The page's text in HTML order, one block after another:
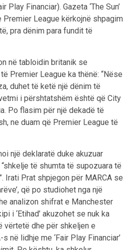
Play Financiar). Gazeta ‘The Sun’
Premier League kërkojnë shpagim
pra dënim para fundit të
në tabloidin britanik se
Premier League ka thënë: “Nëse
duhet të ketë një dënim të
i përshtatshëm është që City
Po flasim për një dekadë të
ne duam që Premier League të
​​një deklaratë duke akuzuar
të shumta të supozuara të
Irati Prat shpjegon për MARCA se
që po studiohet nga një
analizon shifrat e Manchester
i ‘Etihad’ akuzohet se nuk ka
vërtetë dhe për shkeljen e
në lidhje me ‘Fair Play Financiar’